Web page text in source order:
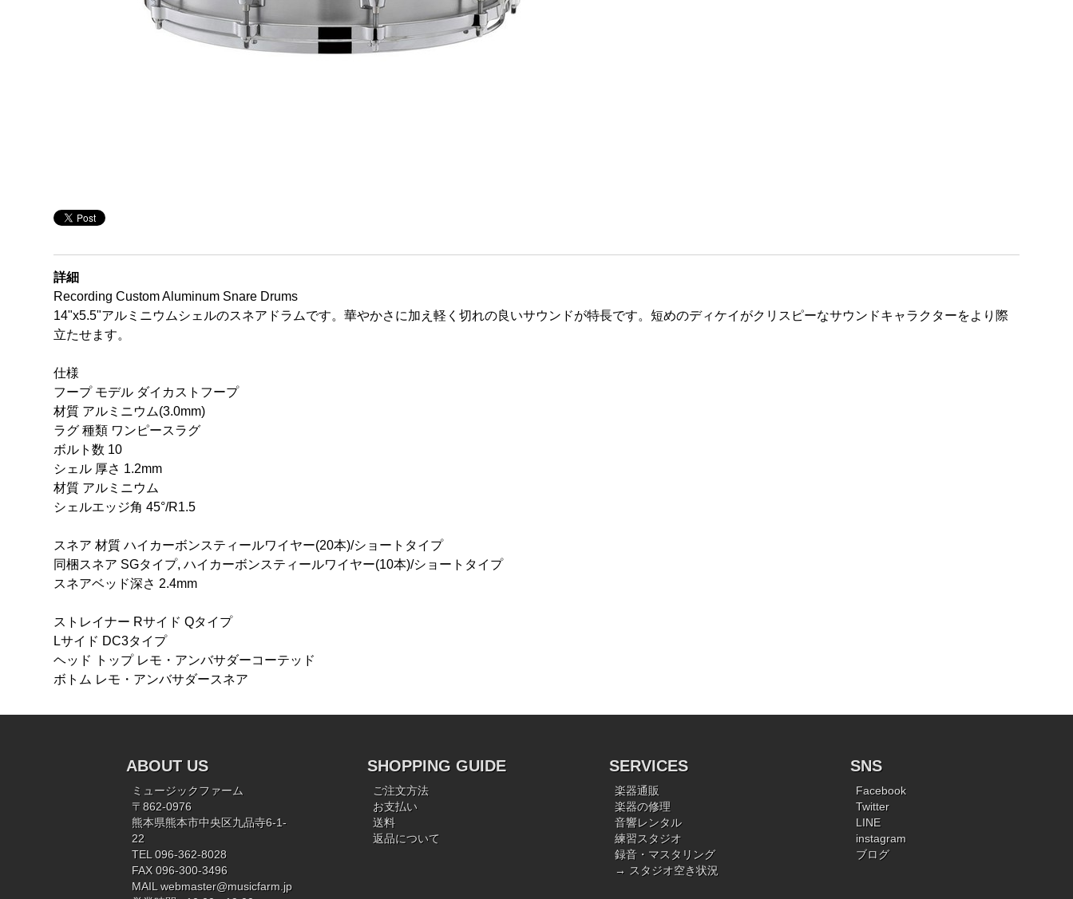
詳細
Recording Custom Aluminum Snare Drums
14"x5.5"アルミニウムシェルのスネアドラムです。華やかさに加え軽く切れの良いサウンドが特長です。短めのディケイがクリスピーなサウンドキャラクターをより際
立たせます。
仕様
フープ モデル ダイカストフープ
材質 アルミニウム(3.0mm)
ラグ 種類 ワンピースラグ
ボルト数 10
シェル 厚さ 1.2mm
材質 アルミニウム
シェルエッジ角 45°/R1.5
スネア 材質 ハイカーボンスティールワイヤー(20本)/ショートタイプ
同梱スネア SGタイプ, ハイカーボンスティールワイヤー(10本)/ショートタイプ
スネアベッド深さ 2.4mm
ストレイナー Rサイド Qタイプ
Lサイド DC3タイプ
ヘッド トップ レモ・アンバサダーコーテッド
ボトム レモ・アンバサダースネア
ABOUT US
ミュージックファーム
〒862-0976
熊本県熊本市中央区九品寺6-1-
22
TEL 096-362-8028
FAX 096-300-3496
MAIL webmaster@musicfarm.jp
SHOPPING GUIDE
ご注文方法
お支払い
送料
返品について
SERVICES
楽器通販
楽器の修理
音響レンタル
練習スタジオ
録音・マスタリング
→ スタジオ空き状況
SNS
Facebook
Twitter
LINE
instagram
ブログ